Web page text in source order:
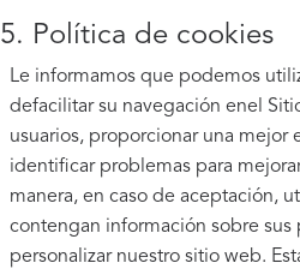
5. Política de cookies
Le informamos que podemos
defacilitar su navegación enel
usuarios, proporcionar una mejor
identificar problemas para
manera, en caso de aceptación,
contengan información sobre sus
personalizar nuestro sitio web.